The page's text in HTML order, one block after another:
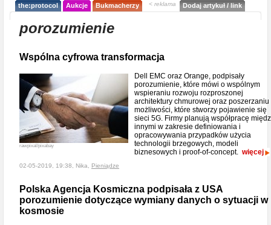
the:protocol Aukcje Bukmacherzy < reklama Dodaj artykuł / link
porozumienie
Wspólna cyfrowa transformacja
rawpixal/pixabay
Dell EMC oraz Orange, podpisały
porozumienie, które mówi o wspólnym
wspieraniu rozwoju rozproszonej
architektury chmurowej oraz poszerzaniu
możliwości, które stworzy pojawienie się
sieci 5G. Firmy planują współpracę
innymi w zakresie definiowania i
opracowywania przypadków użycia
technologii brzegowych, modeli
biznesowych i proof-of-concept. więcej
02-05-2019, 19:38, Nika, Pieniądze
Polska Agencja Kosmiczna podpisała z USA
porozumienie dotyczące wymiany danych o sytuacji w
kosmosie